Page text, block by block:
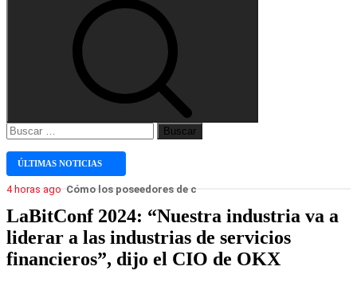
Buscar:
ÚLTIMAS NOTICIAS
4 horas ago Cómo los poseedores de criptomonedas pueden usar
LaBitConf 2024: “Nuestra industria va a
liderar a las industrias de servicios
financieros”, dijo el CIO de OKX